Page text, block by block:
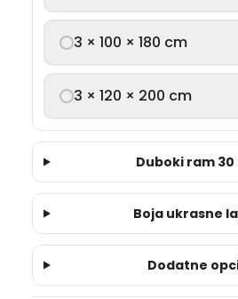
3 × 100 × 180 cm
3 × 120 × 200 cm
Duboki ram 30
Boja ukrasne
Dodatne